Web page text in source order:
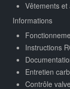
Vêtements et
Informations
Instructions
Entretien
Contrôle valve